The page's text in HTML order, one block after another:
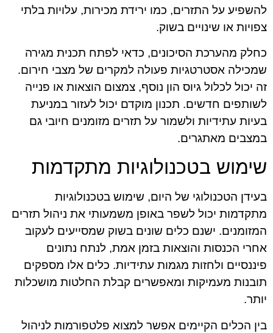
להשפיע על התזרים, כמו ירידת מכירות, עלויות בלתי
צפויות או שינויים בשוק.
כחלק מהערכת הסיכונים, כדאי לפתח תכנית מגירה
שמכילה אסטרטגיות פעולה למקרים של מצבי חירום.
זה יכול לכלול גיוס הון נוסף, צמצום הוצאות או פנייה
לשותפים חדשים. תכנון מוקדם יכול לעזור במניעת
בעיות עתידיות ולשמור על תזרים מזומנים חיובי גם
במצבים מאתגרים.
שימוש בטכנולוגיות מתקדמות
בעידן הטכנולוגי של היום, שימוש בטכנולוגיות
מתקדמות יכול לשפר באופן משמעותי את ניהול תזרים
המזומנים. ישנם כלים שונים בשוק שמסייעים לעקוב
אחרי הכנסות והוצאות בזמן אמת, לנתח נתונים
פיננסיים ולחזות מגמות עתידיות. כלים אלו מספקים
תובנות מעמיקות ומאפשרים קבלת החלטות מושכלות
יותר.
בין הכלים הקיימים אפשר למצוא פלטפורמות לניהול